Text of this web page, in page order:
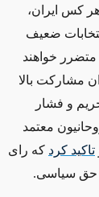
کس ایران،
ضعیف
خواهند
مشارکت بالا
و فشار
معتمد
تاکید کرد که رای
حق سیاسی.